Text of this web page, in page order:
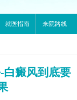
就医指南 来院路线
白癜风到底要